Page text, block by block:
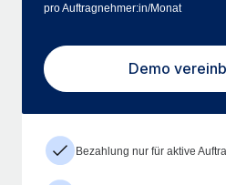
pro Auftragnehmer:in/Monat
Demo
Bezahlung nur für aktive